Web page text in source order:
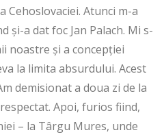
Cehoslovaciei. Atunci m-a
și-a dat foc Jan Palach. Mi s-
noastre și a concepției
la limita absurdului. Acest
demisionat a doua zi de la
Apoi, furios fiind,
– la Târgu Mures, unde